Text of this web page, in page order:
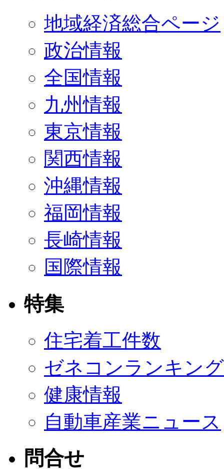
地域経済総合ページ
政治情報
全国情報
九州情報
東京情報
関西情報
沖縄情報
福岡情報
長崎情報
国際情報
特集
住宅着工件数
ゼネコンランキング
健康情報
自動車産業ニュース
問合せ